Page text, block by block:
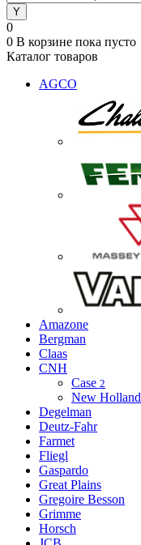
0
0 В корзине пока пусто
Каталог товаров
AGCO
Amazone
Bergman
Claas
CNH
Case 2
New Holland
Degelman
Deutz-Fahr
Farmet
Fliegl
Gaspardo
Great Plains
Gregoire Besson
Grimme
Horsch